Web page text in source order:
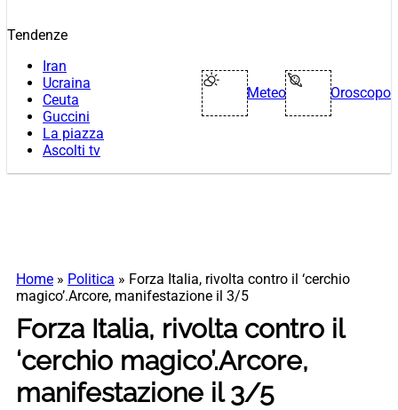
Tendenze
Iran
Ucraina
Ceuta
Guccini
La piazza
Ascolti tv
Meteo Oroscopo
Home » Politica » Forza Italia, rivolta contro il ‘cerchio
magico’.Arcore, manifestazione il 3/5
Forza Italia, rivolta contro il
‘cerchio magico’.Arcore,
manifestazione il 3/5